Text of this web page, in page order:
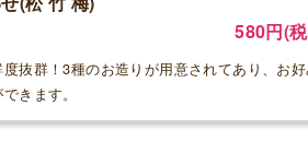
580円(
抜群！3種のお造りが用意されてあり、お
きます。